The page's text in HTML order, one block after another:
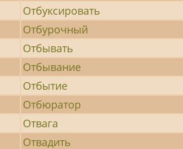
Отбуксировать
Отбурочный
Отбывать
Отбывание
Отбытие
Отбюратор
Отвага
Отвадить